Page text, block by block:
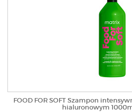
FOOD FOR SOFT Szampon
hialuronowym